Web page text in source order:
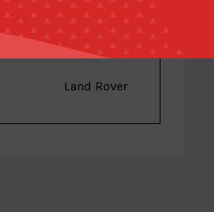
Minigt
Land Rover